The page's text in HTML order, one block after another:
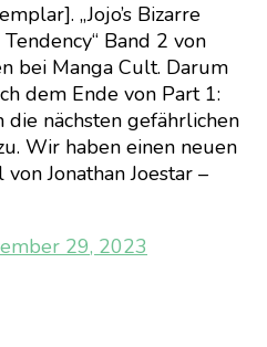
„Jojo’s Bizarre
Band 2 von
bei Manga Cult. Darum
dem Ende von Part 1:
nächsten gefährlichen
Wir haben einen neuen
Jonathan Joestar –
29, 2023